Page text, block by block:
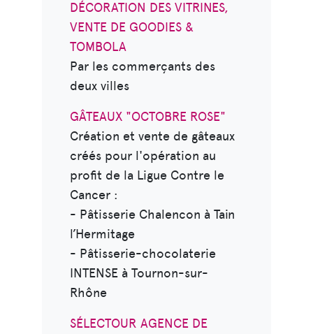
DÉCORATION DES VITRINES,
VENTE DE GOODIES &
TOMBOLA
Par les commerçants des
deux villes
GÂTEAUX "OCTOBRE ROSE"
Création et vente de gâteaux
créés pour l'opération au
profit de la Ligue Contre le
Cancer :
- Pâtisserie Chalencon à Tain
l’Hermitage
- Pâtisserie-chocolaterie
INTENSE à Tournon-sur-
Rhône
SÉLECTOUR AGENCE DE